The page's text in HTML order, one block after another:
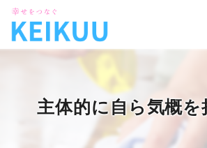
主体的に自ら気概を